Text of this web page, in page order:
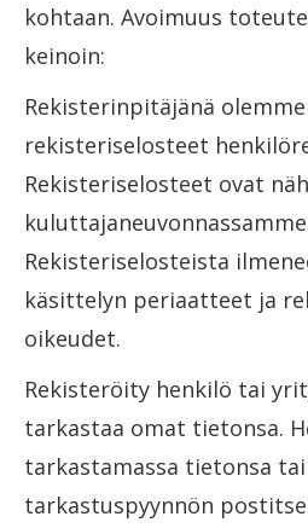
kohtaan. Avoimuus
keinoin:
Rekisterinpitäjänä
rekisteriselosteet
Rekisteriselosteet ovat
Rekisteriselosteista
käsittelyn periaatteet ja
oikeudet.
Rekisteröity henkilö tai
tarkastaa omat tietonsa.
tarkastamassa tietonsa
tarkastuspyynnön